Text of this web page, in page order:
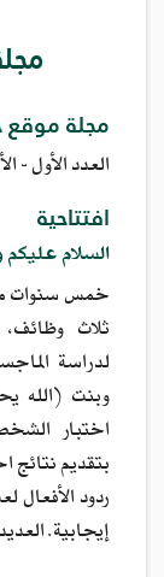
مجلة موقع
العدد الأول - الأثنين 1 يونيو 2015م
افتتاحية
السلام
خمس سنوات
ثلاث وظائف،
لدراسة
وبنت (الله
اختبار
ردود الأفعال
إيجابية.